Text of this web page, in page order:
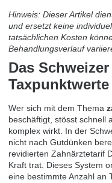
Hinweis: Dieser Artikel
und ersetzt keine
tatsächlichen Kosten
Behandlungsverlauf
Das
Wer sich mit dem Thema
beschäftigt, stösst schnell
komplex wirkt. In der
nicht nach Gutdünken
revidierten Zahnärztetarif
Kraft trat. Dieses System
eine bestimmte Anzahl an